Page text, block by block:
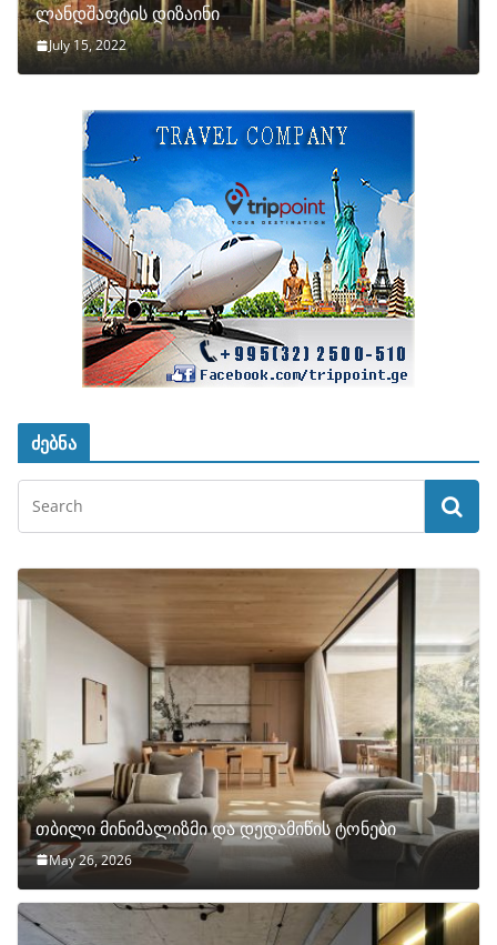
ლანდშაფტის დიზაინი
July 15, 2022
ძებნა
თბილი მინიმალიზმი და დედამიწის ტონები
May 26, 2026